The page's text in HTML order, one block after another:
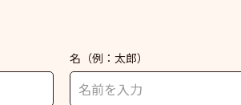
名 （例：太郎）